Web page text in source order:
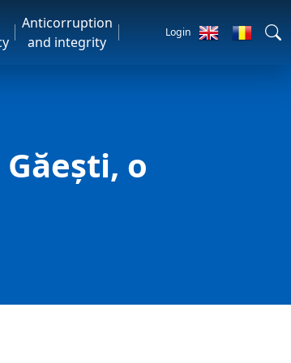
Anticorruption
and integrity
Login
o